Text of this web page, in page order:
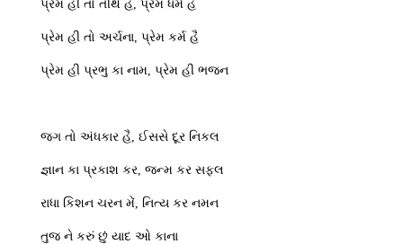
પ્રેમ હી તો તીર્થ હૈ, પ્રેમ ધર્મ હૈ
પ્રેમ હી તો અર્ચના, પ્રેમ કર્મ હૈ
પ્રેમ હી પ્રભુ કા નામ, પ્રેમ હી ભજન
જગ તો અંધકાર હૈ, ઈસસે દૂર નિકલ
જ્ઞાન કા પ્રકાશ કર, જન્મ કર સફલ
રાધા કિશન ચરન મેં, નિત્ય કર નમન
તુજ ને કરું છું યાદ ઓ કાના